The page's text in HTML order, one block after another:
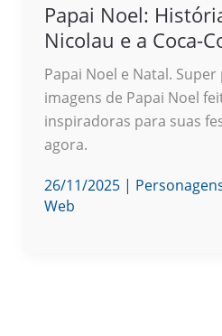
Papai Noel:
Nicolau e a Coca-
Papai Noel e Natal.
imagens de Papai Noel
inspiradoras para suas
agora.
26/11/2025 |
Web